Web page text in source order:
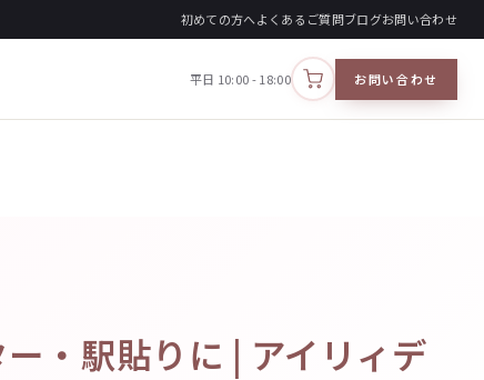
初めての方へよくあるご質問ブログお問い合わせ
平日 10:00 - 18:00
カートを見る
お問い合わせ
・駅貼りに | アイリィデ